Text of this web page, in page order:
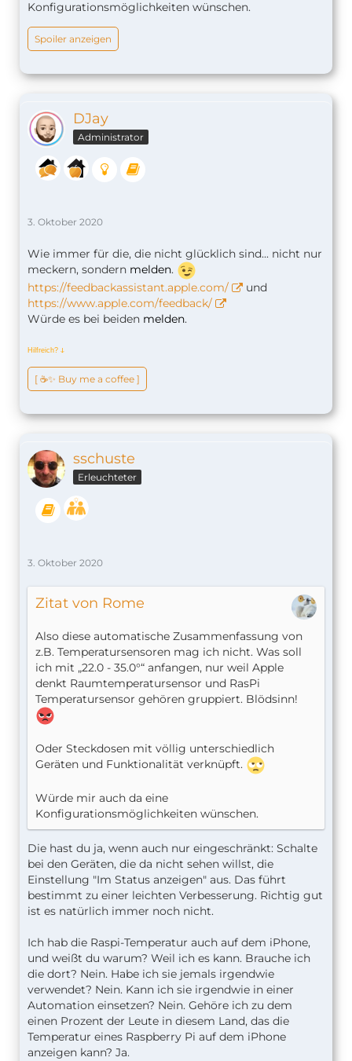
Konfigurationsmöglichkeiten wünschen.
Spoiler anzeigen
DJay
Administrator
3. Oktober 2020
Wie immer für die, die nicht glücklich sind... nicht nur
meckern, sondern melden.
https://feedbackassistant.apple.com/
und
https://www.apple.com/feedback/
Würde es bei beiden melden.
Hilfreich? ↆ
[ ☕️✨ Buy me a coffee ]
sschuste
Erleuchteter
3. Oktober 2020
Zitat von Rome
Also diese automatische Zusammenfassung von
z.B. Temperatursensoren mag ich nicht. Was soll
ich mit „22.0 - 35.0°“ anfangen, nur weil Apple
denkt Raumtemperatursensor und RasPi
Temperatursensor gehören gruppiert. Blödsinn!
Oder Steckdosen mit völlig unterschiedlich
Geräten und Funktionalität verknüpft.
Würde mir auch da eine
Konfigurationsmöglichkeiten wünschen.
Die hast du ja, wenn auch nur eingeschränkt: Schalte
bei den Geräten, die da nicht sehen willst, die
Einstellung "Im Status anzeigen" aus. Das führt
bestimmt zu einer leichten Verbesserung. Richtig gut
ist es natürlich immer noch nicht.
Ich hab die Raspi-Temperatur auch auf dem iPhone,
und weißt du warum? Weil ich es kann. Brauche ich
die dort? Nein. Habe ich sie jemals irgendwie
verwendet? Nein. Kann ich sie irgendwie in einer
Automation einsetzen? Nein. Gehöre ich zu dem
einen Prozent der Leute in diesem Land, das die
Temperatur eines Raspberry Pi auf dem iPhone
anzeigen kann? Ja.